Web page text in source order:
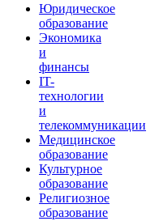
Юридическое
образование
Экономика
и
финансы
IT-
технологии
и
телекоммуникации
Медицинское
образование
Культурное
образование
Религиозное
образование